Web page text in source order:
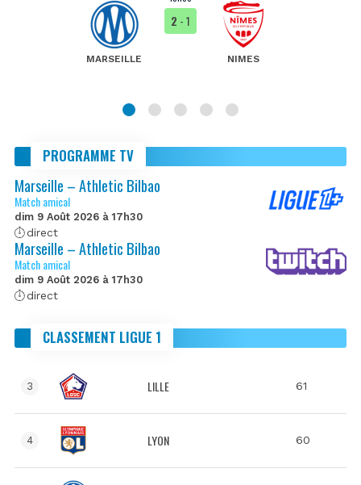
MARSEILLE
2 - 1
NIMES
PROGRAMME TV
Marseille – Athletic Bilbao
Match amical
dim 9 Août 2026 à 17h30
direct
Marseille – Athletic Bilbao
Match amical
dim 9 Août 2026 à 17h30
direct
CLASSEMENT LIGUE 1
3 LILLE 61
4 LYON 60